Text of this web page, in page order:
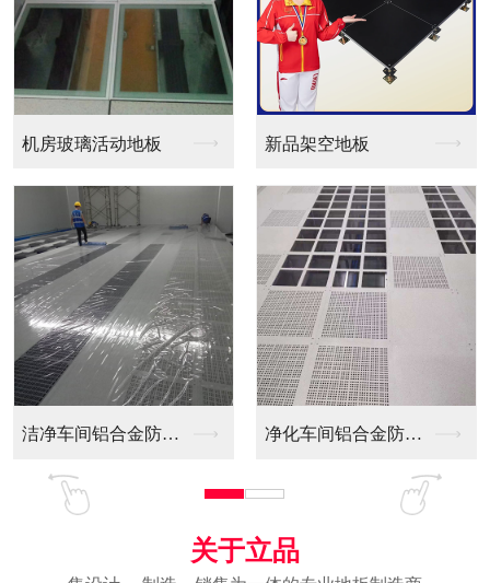
新品架空地板
全铝防静电地板
关于立品